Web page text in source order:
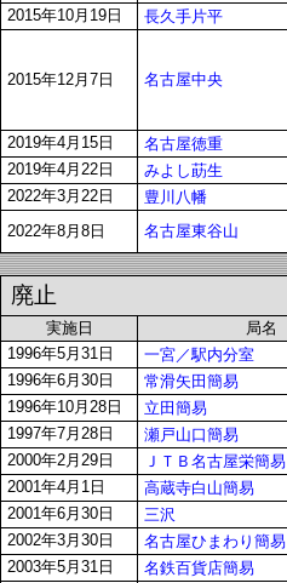
2015年10月19日
長久手片平
2015年12月7日 名古屋中央
2019年4月15日 名古屋徳重
2019年4月22日
みよし莇生
2022年3月22日
豊川八幡
2022年8月8日
名古屋東谷山
廃止
実施日
局名
1996年5月31日
一宮／駅内分室
1996年6月30日
常滑矢田簡易
1996年10月28日
立田簡易
1997年7月28日
瀬戸山口簡易
2000年2月29日
ＪＴＢ名古屋栄簡易
2001年4月1日
高蔵寺白山簡易
2001年6月30日
三沢
2002年3月30日
名古屋ひまわり簡易
2003年5月31日
名鉄百貨店簡易